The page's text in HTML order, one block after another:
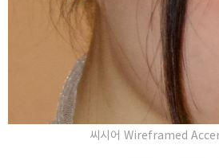
씨시어 Wireframed